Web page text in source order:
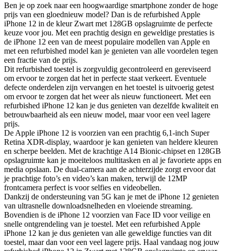
Ben je op zoek naar een hoogwaardige smartphone zonder de hoge
prijs van een gloednieuw model? Dan is de refurbished Apple
iPhone 12 in de kleur Zwart met 128GB opslagruimte de perfecte
keuze voor jou. Met een prachtig design en geweldige prestaties is
de iPhone 12 een van de meest populaire modellen van Apple en
met een refurbished model kan je genieten van alle voordelen tegen
een fractie van de prijs.
Dit refurbished toestel is zorgvuldig gecontroleerd en gereviseerd
om ervoor te zorgen dat het in perfecte staat verkeert. Eventuele
defecte onderdelen zijn vervangen en het toestel is uitvoerig getest
om ervoor te zorgen dat het weer als nieuw functioneert. Met een
refurbished iPhone 12 kan je dus genieten van dezelfde kwaliteit en
betrouwbaarheid als een nieuw model, maar voor een veel lagere
prijs.
De Apple iPhone 12 is voorzien van een prachtig 6,1-inch Super
Retina XDR-display, waardoor je kan genieten van heldere kleuren
en scherpe beelden. Met de krachtige A14 Bionic-chipset en 128GB
opslagruimte kan je moeiteloos multitasken en al je favoriete apps en
media opslaan. De dual-camera aan de achterzijde zorgt ervoor dat
je prachtige foto’s en video’s kan maken, terwijl de 12MP
frontcamera perfect is voor selfies en videobellen.
Dankzij de ondersteuning van 5G kan je met de iPhone 12 genieten
van ultrasnelle downloadsnelheden en vloeiende streaming.
Bovendien is de iPhone 12 voorzien van Face ID voor veilige en
snelle ontgrendeling van je toestel. Met een refurbished Apple
iPhone 12 kan je dus genieten van alle geweldige functies van dit
toestel, maar dan voor een veel lagere prijs. Haal vandaag nog jouw